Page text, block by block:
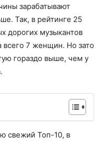
зарабатывают
Так, в рейтинге 25
дорогих музыкантов
всего 7 женщин. Но зато
гораздо выше, чем у
свежий Топ-10, в